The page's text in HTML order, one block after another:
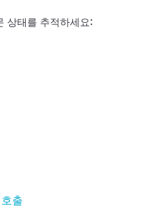
상태를 추적하세요:
출